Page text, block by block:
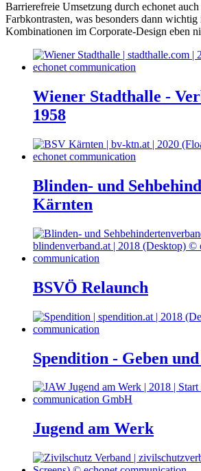
Barrierefreie Umsetzung durch echonet
Farbkontrasten, was besonders dann
Kombinationen im Corporate-Design eben
Wiener Stadthalle -
1958
Blinden- und
Kärnten
BSVÖ Relaunch
Spendition - Geben
Jugend am Werk